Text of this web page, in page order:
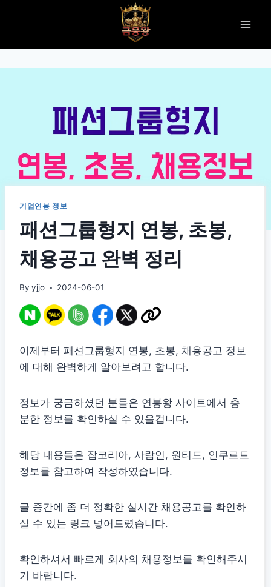
기업연봉 정보
패션그룹형지 연봉, 초봉,
채용공고 완벽 정리
By yjjo 2024-06-01
이제부터 패션그룹형지 연봉, 초봉, 채용공고 정보
에 대해 완벽하게 알아보려고 합니다.
정보가 궁금하셨던 분들은 연봉왕 사이트에서 충
분한 정보를 확인하실 수 있을겁니다.
해당 내용들은 잡코리아, 사람인, 원티드, 인쿠르트
정보를 참고하여 작성하였습니다.
글 중간에 좀 더 정확한 실시간 채용공고를 확인하
실 수 있는 링크 넣어드렸습니다.
확인하셔서 빠르게 회사의 채용정보를 확인해주시
기 바랍니다.